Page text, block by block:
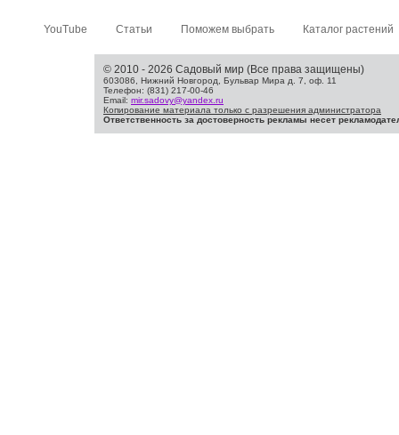
YouTube Статьи Поможем выбрать Каталог растений
© 2010 - 2026 Садовый мир (Все права защищены)
603086, Нижний Новгород, Бульвар Мира д. 7, оф. 11
Телефон: (831) 217-00-46
Email: mir.sadovy@yandex.ru
Копирование материала только с разрешения администратора
Ответственность за достоверность рекламы несет